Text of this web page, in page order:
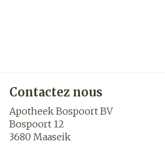
Contactez nous
Apotheek Bospoort BV
Bospoort 12
3680 Maaseik